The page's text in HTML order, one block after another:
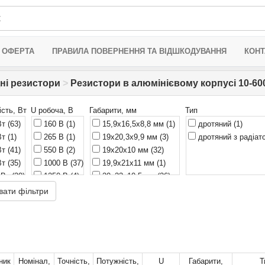
ОФЕРТА ПРАВИЛА ПОВЕРНЕННЯ ТА ВІДШКОДУВАННЯ
резистори > Резистори в алюмінієвому корпусі 10-
Вт
(63)
(1)
(41)
(35)
Вт(20)
Вт(1)
Вт(1)
U робоча, В
160 В (1)
265 В (1)
550 В (2)
1000 В (37)
1250 В(4)
1400 В
1500 В
Габарити, мм
15,9x16,5x8,8 мм (1)
19x20,3x9,9 мм (3)
19x20x10 мм (32)
19,9x21x11 мм (1)
20x23x10,5 мм(26)
49,1x28x14,8 мм(1)
Тип
дротяний (1)
дротяний з
фільтри
Номінал,
Точність,
Потужність,
U
Габарити,